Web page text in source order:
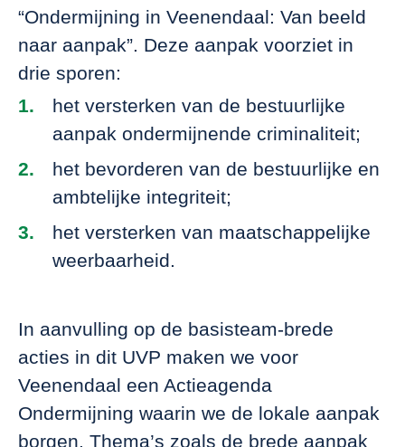
“Ondermijning in Veenendaal: Van beeld
naar aanpak”. Deze aanpak voorziet in
drie sporen:
het versterken van de bestuurlijke
aanpak ondermijnende criminaliteit;
het bevorderen van de bestuurlijke en
ambtelijke integriteit;
het versterken van maatschappelijke
weerbaarheid.
In aanvulling op de basisteam-brede
acties in dit UVP maken we voor
Veenendaal een Actieagenda
Ondermijning waarin we de lokale aanpak
borgen. Thema’s zoals de brede aanpak